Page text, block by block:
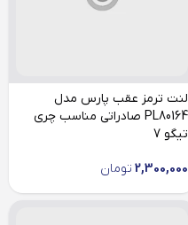
لنت ترمز عقب پارس مدل
PL80164 صادراتی مناسب چری
تیگو 7
2,300,000 تومان